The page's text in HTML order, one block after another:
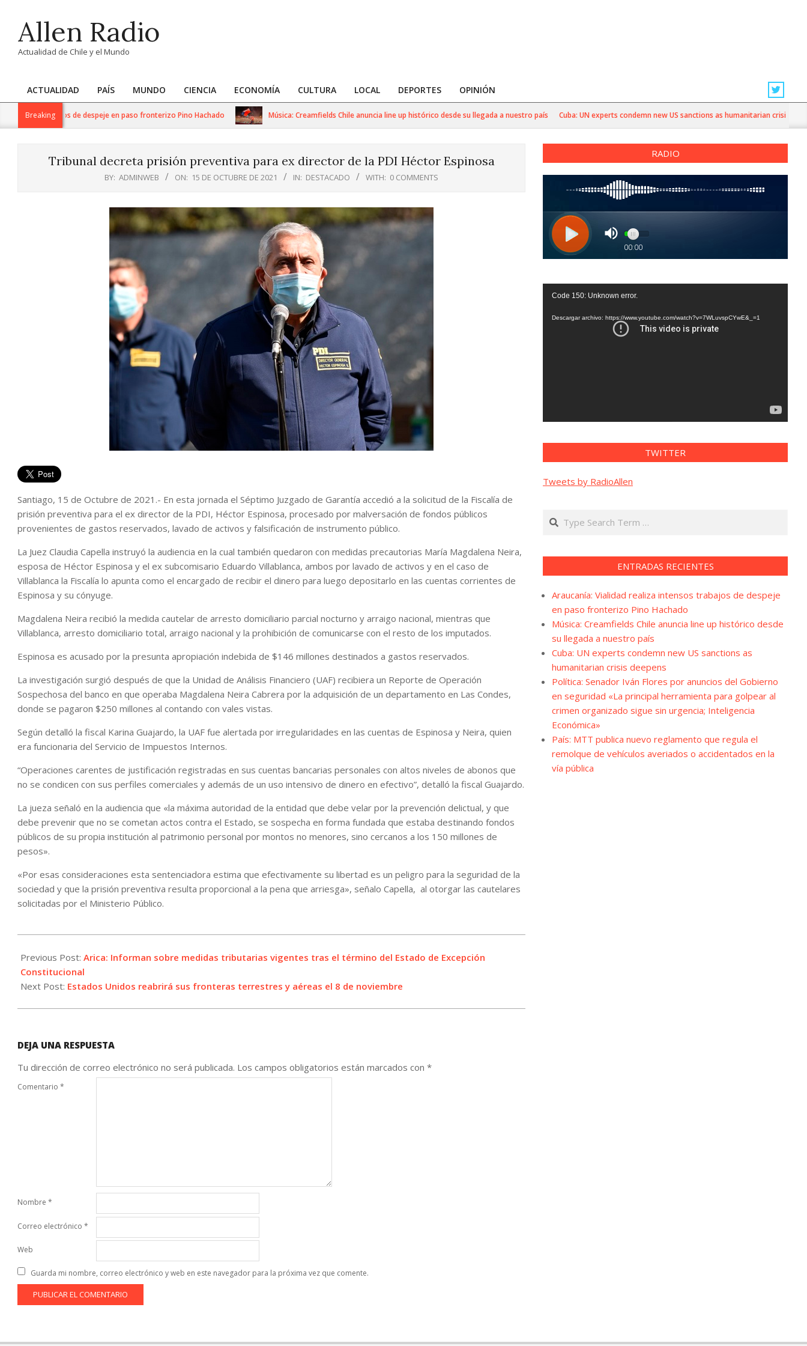
contentAllen Radio
Actualidad de Chile y el Mundo
Primary
Navigation
ACTUALIDAD PAÍS MUNDO CIENCIA ECONOMÍA CULTURA LOCAL DEPORTES OPINIÓN
Breaking
trabajos de despeje en paso fronterizo Pino Hachado Música: Creamfields Chile anuncia line up histórico desde su llegada a nuestro país Cuba: UN experts condemn new US sanctions as humanitarian crisis deepens
Tribunal decreta prisión preventiva para ex director de la PDI Héctor Espinosa
BY: ADMINWEB ON: 15 DE OCTUBRE DE 2021 IN: DESTACADO WITH: 0 COMMENTS
Santiago, 15 de Octubre de 2021.- En esta jornada el Séptimo Juzgado de Garantía accedió a la solicitud de la Fiscalía de
prisión preventiva para el ex director de la PDI, Héctor Espinosa, procesado por malversación de fondos públicos
provenientes de gastos reservados, lavado de activos y falsificación de instrumento público.
La Juez Claudia Capella instruyó la audiencia en la cual también quedaron con medidas precautorias María Magdalena Neira,
esposa de Héctor Espinosa y el ex subcomisario Eduardo Villablanca, ambos por lavado de activos y en el caso de
Villablanca la Fiscalía lo apunta como el encargado de recibir el dinero para luego depositarlo en las cuentas corrientes de
Espinosa y su cónyuge.
Magdalena Neira recibió la medida cautelar de arresto domiciliario parcial nocturno y arraigo nacional, mientras que
Villablanca, arresto domiciliario total, arraigo nacional y la prohibición de comunicarse con el resto de los imputados.
Espinosa es acusado por la presunta apropiación indebida de $146 millones destinados a gastos reservados.
La investigación surgió después de que la Unidad de Análisis Financiero (UAF) recibiera un Reporte de Operación
Sospechosa del banco en que operaba Magdalena Neira Cabrera por la adquisición de un departamento en Las Condes,
donde se pagaron $250 millones al contando con vales vistas.
Según detalló la fiscal Karina Guajardo, la UAF fue alertada por irregularidades en las cuentas de Espinosa y Neira, quien
era funcionaria del Servicio de Impuestos Internos.
“Operaciones carentes de justificación registradas en sus cuentas bancarias personales con altos niveles de abonos que
no se condicen con sus perfiles comerciales y además de un uso intensivo de dinero en efectivo”, detalló la fiscal Guajardo.
La jueza señaló en la audiencia que «la máxima autoridad de la entidad que debe velar por la prevención delictual, y que
debe prevenir que no se cometan actos contra el Estado, se sospecha en forma fundada que estaba destinando fondos
públicos de su propia institución al patrimonio personal por montos no menores, sino cercanos a los 150 millones de
pesos».
«Por esas consideraciones esta sentenciadora estima que efectivamente su libertad es un peligro para la seguridad de la
sociedad y que la prisión preventiva resulta proporcional a la pena que arriesga», señalo Capella, al otorgar las cautelares
solicitadas por el Ministerio Público.
10-
15
Previous Post: Arica: Informan sobre medidas tributarias vigentes tras el término del Estado de Excepción
Constitucional
Next Post: Estados Unidos reabrirá sus fronteras terrestres y aéreas el 8 de noviembre
DEJA UNA RESPUESTA
Tu dirección de correo electrónico no será publicada. Los campos obligatorios están marcados con *
Comentario *
Nombre *
Correo electrónico *
Web
Guarda mi nombre, correo electrónico y web en este navegador para la próxima vez que comente.
RADIO
Reproductor
vídeo
Code 150: Unknown error.
Descargar archivo: https://www.youtube.com/watch?v=7WLuvspCYwE&_=1
TWITTER
Tweets by RadioAllen
Search
ENTRADAS RECIENTES
Araucanía: Vialidad realiza intensos trabajos de despeje
en paso fronterizo Pino Hachado
Música: Creamfields Chile anuncia line up histórico desde
su llegada a nuestro país
Cuba: UN experts condemn new US sanctions as
humanitarian crisis deepens
Política: Senador Iván Flores por anuncios del Gobierno
en seguridad «La principal herramienta para golpear al
crimen organizado sigue sin urgencia; Inteligencia
Económica»
País: MTT publica nuevo reglamento que regula el
remolque de vehículos averiados o accidentados en la
vía pública